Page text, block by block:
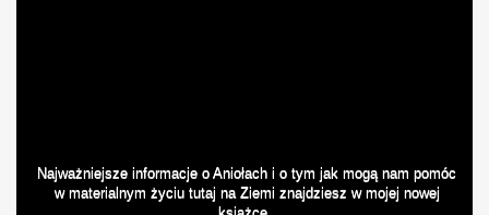
Najważniejsze informacje o Aniołach i o tym jak mogą nam pomóc
w materialnym życiu tutaj na Ziemi znajdziesz w mojej nowej